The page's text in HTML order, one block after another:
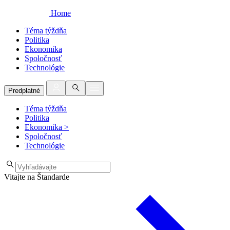
Home
Téma týždňa
Politika
Ekonomika
Spoločnosť
Technológie
Predplatné
Téma týždňa
Politika
Ekonomika >
Spoločnosť
Technológie
Vitajte na Štandarde